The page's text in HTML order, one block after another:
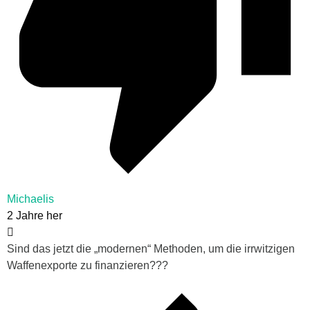
Michaelis
2 Jahre her
Sind das jetzt die „modernen“ Methoden, um die irrwitzigen
Waffenexporte zu finanzieren???